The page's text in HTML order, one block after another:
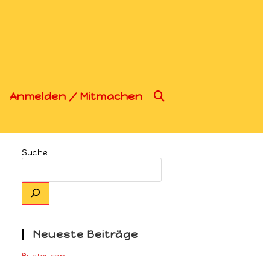
Anmelden / Mitmachen
Suche
Neueste Beiträge